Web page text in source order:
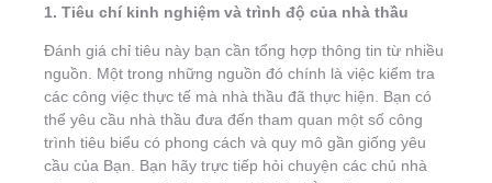
1. Tiêu chí kinh nghiệm và trình độ của nhà thầu
Đánh giá chỉ tiêu này bạn cần tổng hợp thông tin từ nhiều
nguồn. Một trong những nguồn đó chính là việc kiểm tra
các công việc thực tế mà nhà thầu đã thực hiện. Bạn có
thể yêu cầu nhà thầu đưa đến tham quan một số công
trình tiêu biểu có phong cách và quy mô gần giống yêu
cầu của Bạn. Bạn hãy trực tiếp hỏi chuyện các chủ nhà